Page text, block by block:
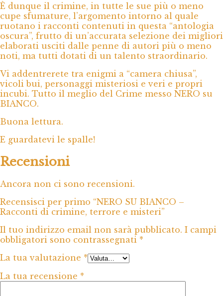
È dunque il crimine, in tutte le sue più o meno
cupe sfumature, l’argomento intorno al quale
ruotano i racconti contenuti in questa “antologia
oscura”, frutto di un’accurata selezione dei migliori
elaborati usciti dalle penne di autori più o meno
noti, ma tutti dotati di un talento straordinario.
Vi addentrerete tra enigmi a “camera chiusa”,
vicoli bui, personaggi misteriosi e veri e propri
incubi. Tutto il meglio del Crime messo NERO su
BIANCO.
Buona lettura.
E guardatevi le spalle!
Recensioni
Ancora non ci sono recensioni.
Recensisci per primo “NERO SU BIANCO –
Racconti di crimine, terrore e misteri”
Il tuo indirizzo email non sarà pubblicato. I campi
obbligatori sono contrassegnati *
La tua valutazione *
La tua recensione *